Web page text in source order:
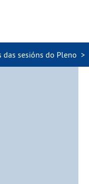
das sesións do Pleno